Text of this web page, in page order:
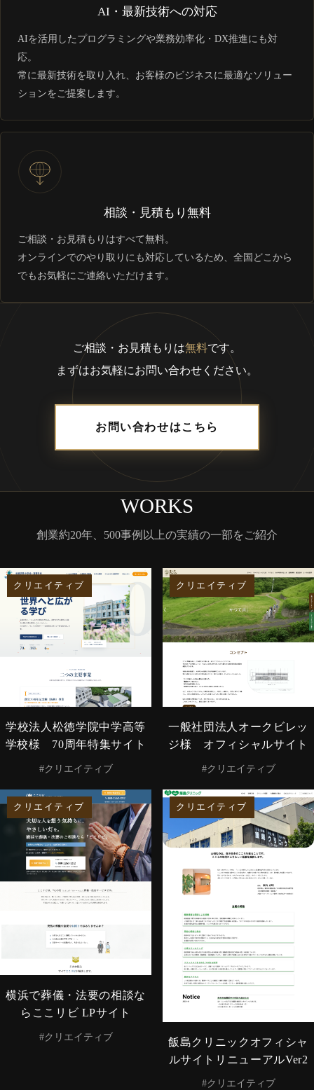
AI・最新技術への対応
AIを活用したプログラミングや業務効率化・DX推進にも対
応。
常に最新技術を取り入れ、お客様のビジネスに最適なソリュー
ションをご提案します。
相談・見積もり無料
ご相談・お見積もりはすべて無料。
オンラインでのやり取りにも対応しているため、全国どこから
でもお気軽にご連絡いただけます。
ご相談・お見積もりは無料です。
まずはお気軽にお問い合わせください。
お問い合わせはこちら
WORKS
創業約20年、500事例以上の実績の一部をご紹介
クリエイティブ
学校法人松徳学院中学高等
学校様 70周年特集サイト
#クリエイティブ
クリエイティブ
一般社団法人オークビレッ
ジ様 オフィシャルサイト
#クリエイティブ
クリエイティブ
横浜で葬儀・法要の相談な
らここリビ LPサイト
#クリエイティブ
クリエイティブ
飯島クリニックオフィシャ
ルサイトリニューアルVer2
#クリエイティブ